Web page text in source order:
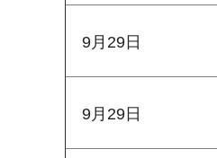
9月29日
9月29日